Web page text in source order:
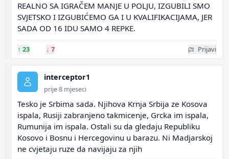
REALNO SA IGRAČEM MANJE U POLJU, IZGUBILI SMO
SVJETSKO I IZGUBIĆEMO GA I U KVALIFIKACIJAMA, JER
SADA OD 16 IDU SAMO 4 REPKE.
↑ 23 ↓ 7 Prijavi
interceptor1
prije 8 mjeseci
Tesko je Srbima sada. Njihova Krnja Srbija ze Kosova
ispala, Rusiji zabranjeno takmicenje, Grcka im ispala,
Rumunija im ispala. Ostali su da gledaju Republiku
Kosovo i Bosnu i Hercegovinu u barazu. Ni Madjarskoj
ne cvjetaju ruze da navijaju za njih